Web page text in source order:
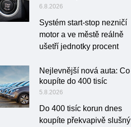
6.8.2026
Systém start-stop nezničí
motor a ve městě reálně
ušetří jednotky procent
Nejlevnější nová auta: Co
koupíte do 400 tisíc
5.8.2026
Do 400 tisíc korun dnes
koupíte překvapivě slušný